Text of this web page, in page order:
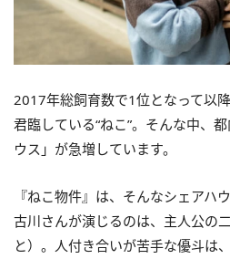
2017年総飼育数で1位となって以
君臨している“ねこ”。そんな中、
ウス」が急増しています。
『ねこ物件』は、そんなシェアハ
古川さんが演じるのは、主人公の
と）。人付き合いが苦手な優斗は